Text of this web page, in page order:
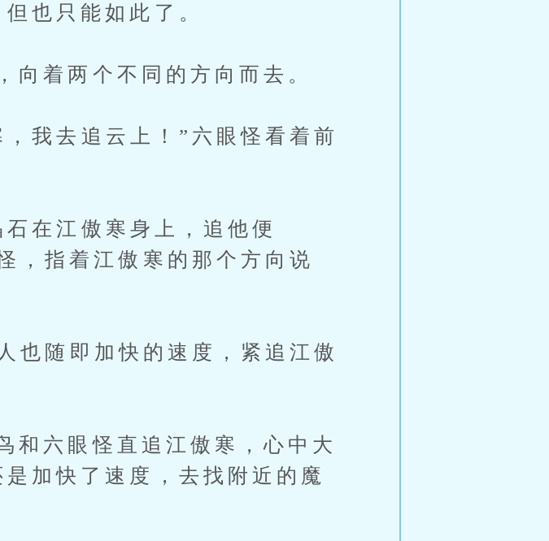
也只能如此了。
着两个不同的方向而去。
我去追云上！”六眼怪看着前
在江傲寒身上，追他便
，指着江傲寒的那个方向说
随即加快的速度，紧追江傲
六眼怪直追江傲寒，心中大
加快了速度，去找附近的魔